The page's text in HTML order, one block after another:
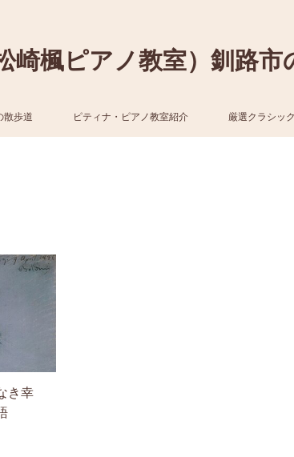
崎楓ピアノ教室）釧路市
散歩道 ピティナ・ピアノ教室紹介 厳選クラシッ
き幸